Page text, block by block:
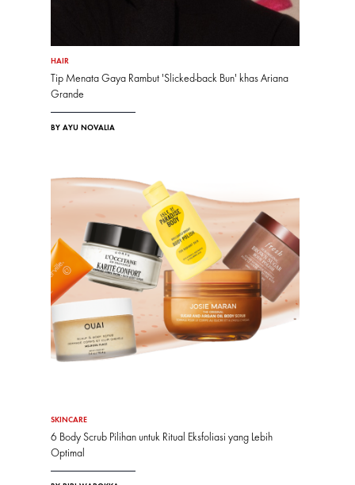
HAIR
Tip Menata Gaya Rambut 'Slicked-back Bun' khas Ariana
Grande
BY AYU NOVALIA
SKINCARE
6 Body Scrub Pilihan untuk Ritual Eksfoliasi yang Lebih
Optimal